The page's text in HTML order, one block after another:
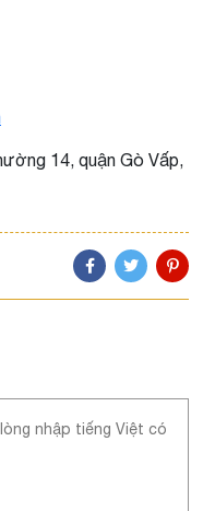
14, quận Gò Vấp,